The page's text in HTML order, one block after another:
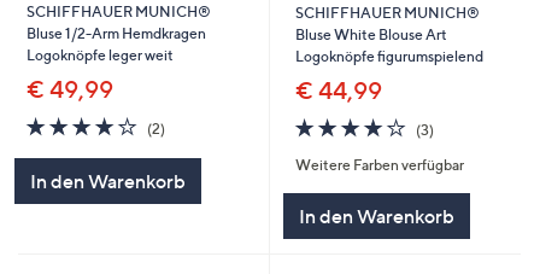
SCHIFFHAUER MUNICH®
Bluse 1/2-Arm Hemdkragen
Logoknöpfe leger weit
€ 49,99
4.0
von
(2)
In den Warenkorb
SCHIFFHAUER MUNICH®
Bluse White Blouse Art
Logoknöpfe figurumspielend
€ 44,99
4.0
von
5
(3)
Weitere Farben verfügbar
In den Warenkorb